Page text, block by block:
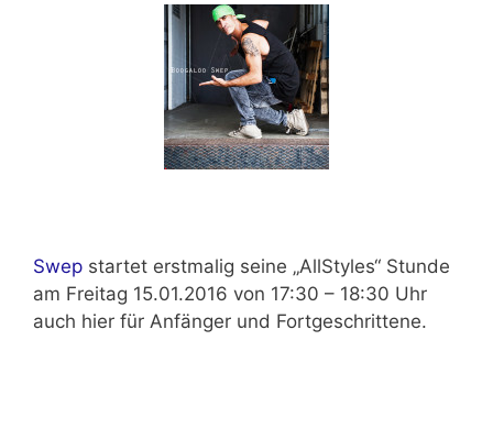
Swep startet erstmalig seine „AllStyles“ Stunde
am Freitag 15.01.2016 von 17:30 – 18:30 Uhr
auch hier für Anfänger und Fortgeschrittene.